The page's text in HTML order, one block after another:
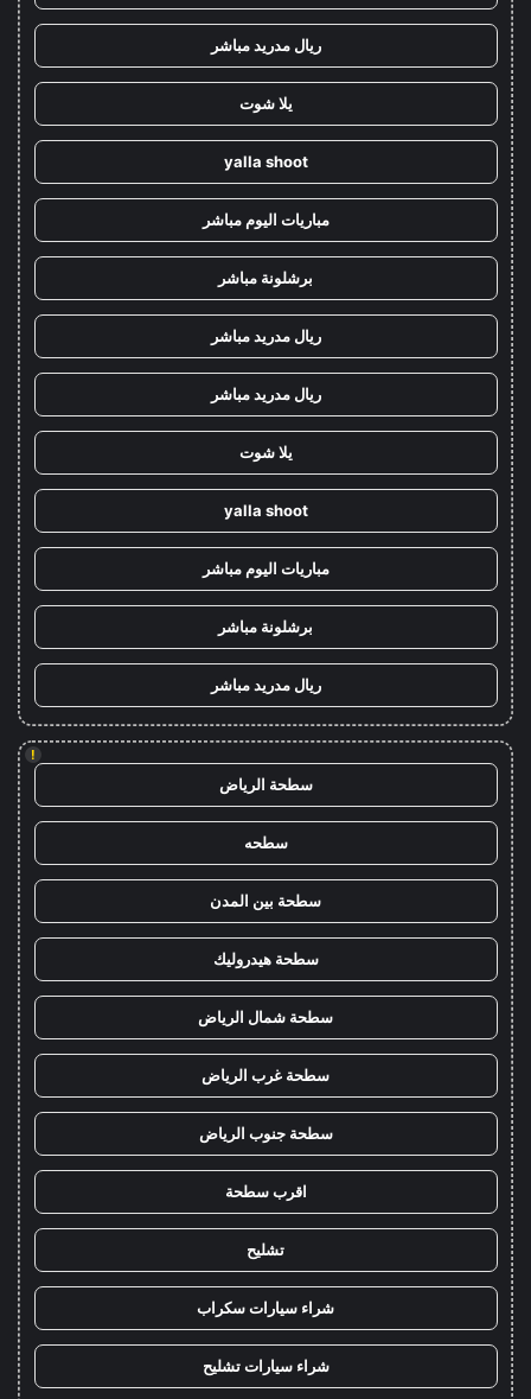
ريال مدريد مباشر
يلا شوت
yalla shoot
مباريات اليوم مباشر
برشلونة مباشر
ريال مدريد مباشر
ريال مدريد مباشر
يلا شوت
yalla shoot
مباريات اليوم مباشر
برشلونة مباشر
ريال مدريد مباشر
!
سطحة الرياض
سطحه
سطحة بين المدن
سطحة هيدروليك
سطحة شمال الرياض
سطحة غرب الرياض
سطحة جنوب الرياض
اقرب سطحة
تشليح
شراء سيارات سكراب
شراء سيارات تشليح